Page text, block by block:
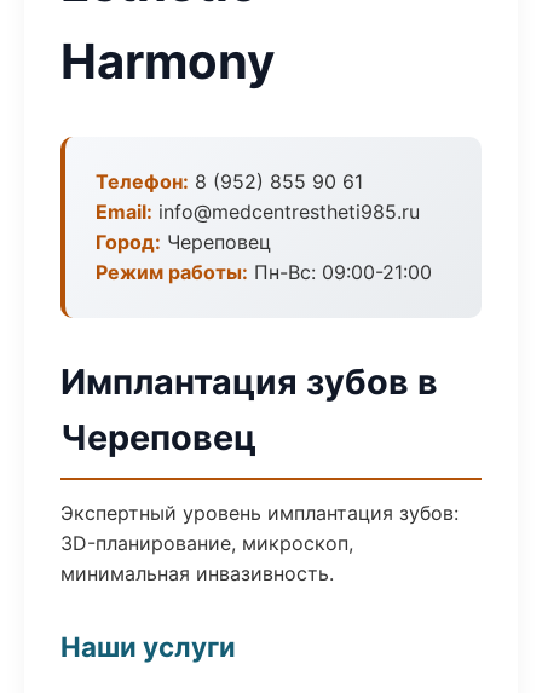
Harmony
Телефон: 8 (952) 855 90 61
Email: info@medcentrestheti985.ru
Город: Череповец
Режим работы: Пн-Вс: 09:00-21:00
Имплантация зубов в
Череповец
Экспертный уровень имплантация зубов:
3D-планирование, микроскоп,
минимальная инвазивность.
Наши услуги